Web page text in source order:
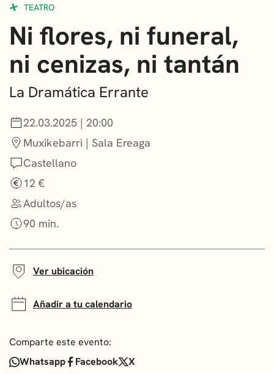
NOTICIAS
GETXO KULTURA
ASOCIACIONES CULTURALES
TEATRO
Ni flores, ni funeral,
ni cenizas, ni tantán
La Dramática Errante
22.03.2025 | 20:00
Muxikebarri | Sala Ereaga
Castellano
12 €
Adultos/as
90 min.
Ver ubicación
Añadir a tu calendario
Comparte este evento:
Whatsapp
Facebook X